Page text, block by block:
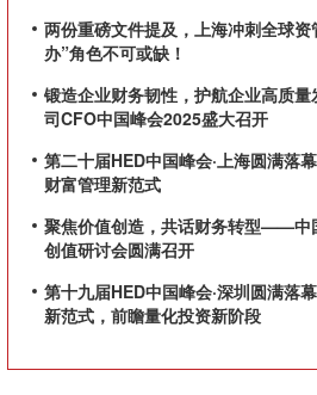
两份重磅文件提及，上海冲刺全球资
办”角色不可或缺！
锻造企业财务韧性，护航企业高质
司CFO中国峰会2025盛大召开
第二十届HED中国峰会·上海圆满落
财富管理新范式
聚焦价值创造，共话财务转型——中
创值研讨会圆满召开
第十九届HED中国峰会·深圳圆满落
新范式，前瞻量化投资新阶段